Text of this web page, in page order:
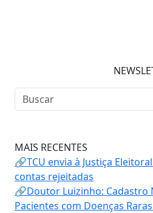
MAIS RECENTES
🔗TCU envia à Justiça
contas rejeitadas
🔗Doutor Luizinho: Cadastro
Pacientes com Doenças